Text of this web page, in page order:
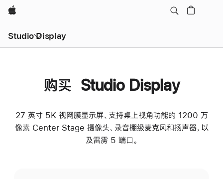
Apple
Studio Display
购买 Studio Display
27 英寸 5K 视网膜显示屏、支持桌上视角功能的 1200 万
像素 Center Stage 摄像头、录音棚级麦克风和扬声器，以
及雷雳 5 端口。